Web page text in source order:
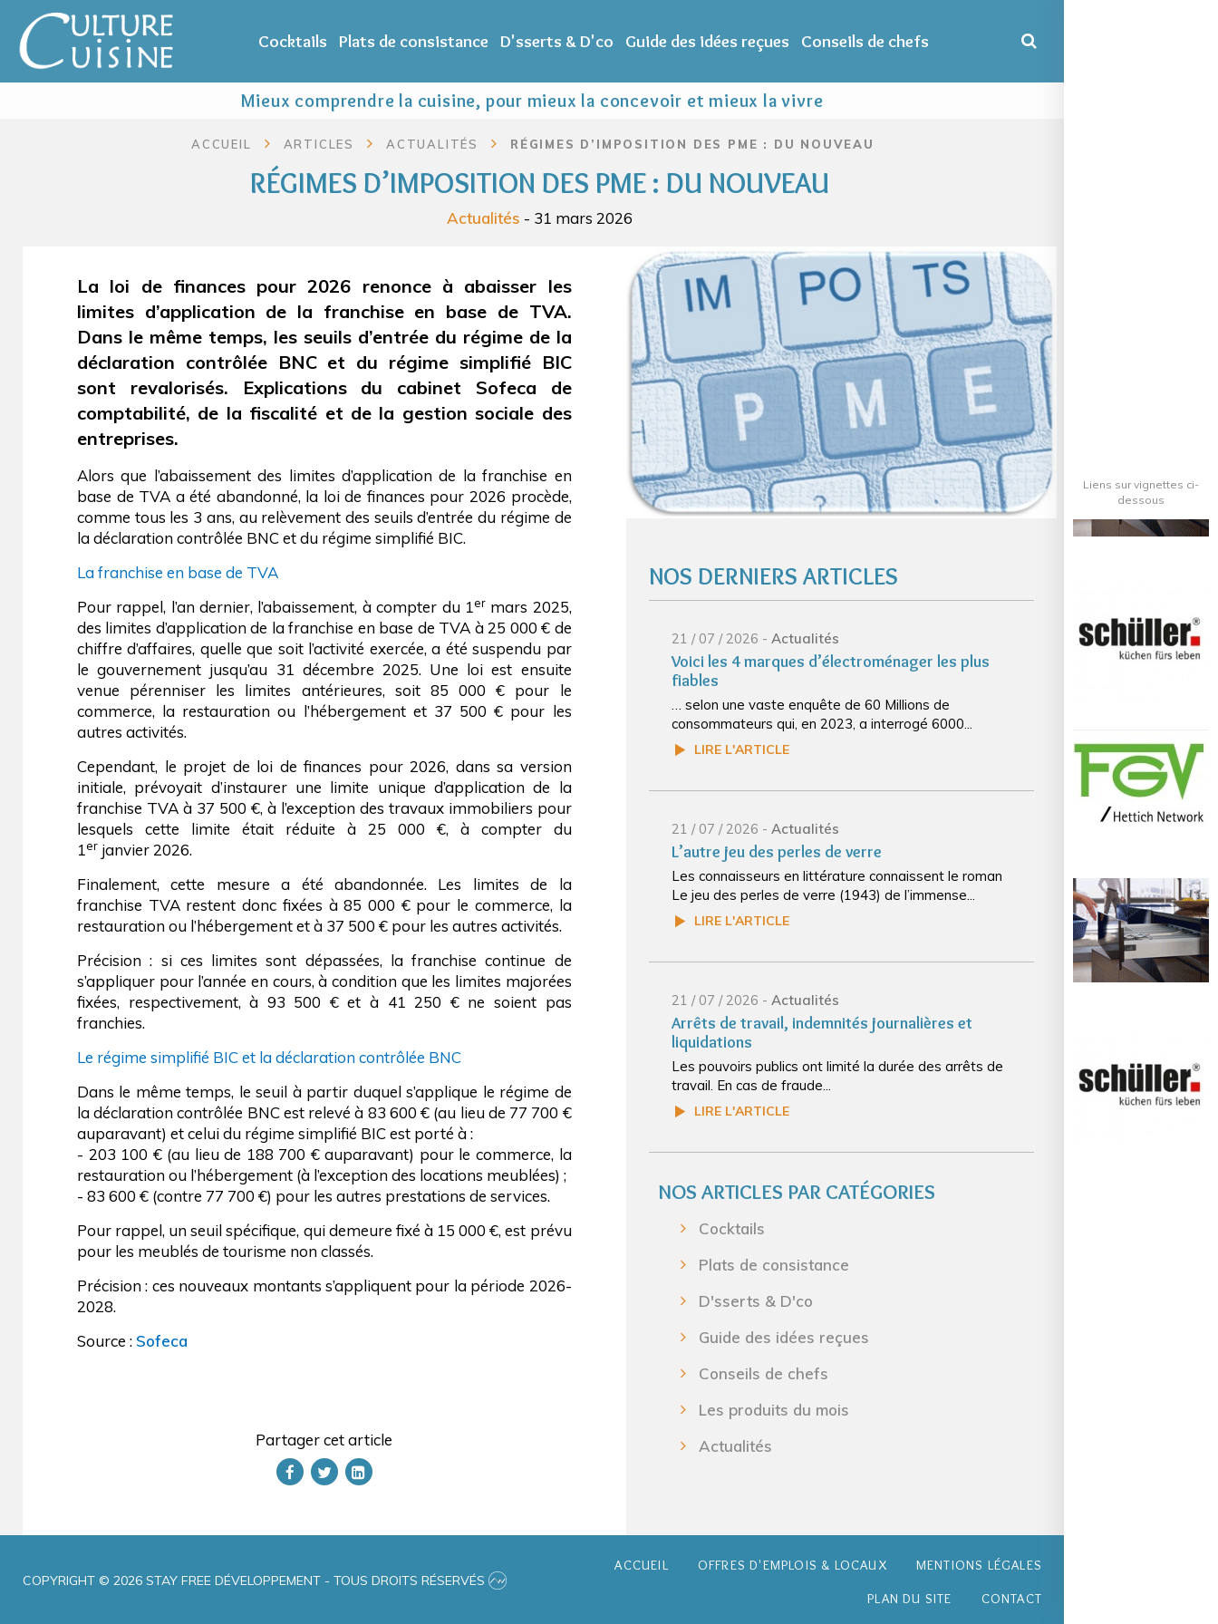
Cocktails Plats de consistance D'sserts & D'co Guide des idées reçues Conseils de chefs
Mieux comprendre la cuisine, pour mieux la concevoir et mieux la vivre
RÉGIMES D’IMPOSITION DES PME : DU NOUVEAU
Actualités - 31 mars 2026
ACCUEIL ARTICLES ACTUALITÉS RÉGIMES D’IMPOSITION DES PME : DU NOUVEAU
La loi de finances pour 2026 renonce à abaisser les
limites d’application de la franchise en base de TVA.
Dans le même temps, les seuils d’entrée du régime de la
déclaration contrôlée BNC et du régime simplifié BIC
sont revalorisés. Explications du cabinet Sofeca de
comptabilité, de la fiscalité et de la gestion sociale des
entreprises.
Alors que l’abaissement des limites d’application de la franchise en
base de TVA a été abandonné, la loi de finances pour 2026 procède,
comme tous les 3 ans, au relèvement des seuils d’entrée du régime de
la déclaration contrôlée BNC et du régime simplifié BIC.
La franchise en base de TVA
Pour rappel, l’an dernier, l’abaissement, à compter du 1ermars 2025,
des limites d’application de la franchise en base de TVA à 25 000 € de
chiffre d’affaires, quelle que soit l’activité exercée, a été suspendu par
le gouvernement jusqu’au 31 décembre 2025. Une loi est ensuite
venue pérenniser les limites antérieures, soit 85 000 € pour le
commerce, la restauration ou l’hébergement et 37 500 € pour les
autres activités.
Cependant, le projet de loi de finances pour 2026, dans sa version
initiale, prévoyait d’instaurer une limite unique d’application de la
franchise TVA à 37 500 €, à l’exception des travaux immobiliers pour
lesquels cette limite était réduite à 25 000 €, à compter du
1er janvier 2026.
Finalement, cette mesure a été abandonnée. Les limites de la
franchise TVA restent donc fixées à 85 000 € pour le commerce, la
restauration ou l’hébergement et à 37 500 € pour les autres activités.
Précision : si ces limites sont dépassées, la franchise continue de
s’appliquer pour l’année en cours, à condition que les limites majorées
fixées, respectivement, à 93 500 € et à 41 250 € ne soient pas
franchies.
Le régime simplifié BIC et la déclaration contrôlée BNC
Dans le même temps, le seuil à partir duquel s’applique le régime de
la déclaration contrôlée BNC est relevé à 83 600 € (au lieu de 77 700 €
auparavant) et celui du régime simplifié BIC est porté à :
- 203 100 € (au lieu de 188 700 € auparavant) pour le commerce, la
restauration ou l’hébergement (à l’exception des locations meublées) ;
- 83 600 € (contre 77 700 €) pour les autres prestations de services.
Pour rappel, un seuil spécifique, qui demeure fixé à 15 000 €, est prévu
pour les meublés de tourisme non classés.
Précision : ces nouveaux montants s’appliquent pour la période 2026-
2028.
Source : Sofeca
Partager cet article
NOS DERNIERS ARTICLES
21 / 07 / 2026 - Actualités
Voici les 4 marques d’électroménager les plus
fiables
… selon une vaste enquête de 60 Millions de
consommateurs qui, en 2023, a interrogé 6000...
LIRE L'ARTICLE
21 / 07 / 2026 - Actualités
L’autre jeu des perles de verre
Les connaisseurs en littérature connaissent le roman
Le jeu des perles de verre (1943) de l’immense...
LIRE L'ARTICLE
21 / 07 / 2026 - Actualités
Arrêts de travail, indemnités journalières et
liquidations
Les pouvoirs publics ont limité la durée des arrêts de
travail. En cas de fraude...
LIRE L'ARTICLE
NOS ARTICLES PAR CATÉGORIES
Cocktails
Plats de consistance
D'sserts & D'co
Guide des idées reçues
Conseils de chefs
Les produits du mois
Actualités
Liens sur vignettes ci-
dessous
COPYRIGHT © 2026 STAY FREE DÉVELOPPEMENT - TOUS DROITS RÉSERVÉS
ACCUEIL OFFRES D'EMPLOIS & LOCAUX MENTIONS LÉGALES
PLAN DU SITE CONTACT